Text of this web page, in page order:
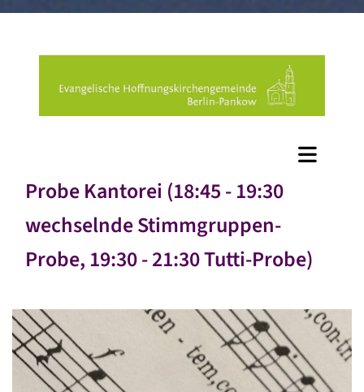
Probe Kantorei (18:45 - 19:30
wechselnde Stimmgruppen-
Probe, 19:30 - 21:30 Tutti-Probe)